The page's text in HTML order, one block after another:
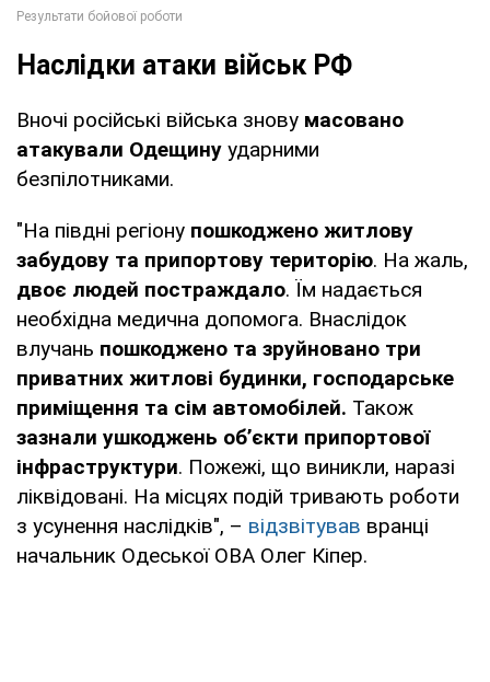
Наслідки атаки військ РФ
Вночі російські війська знову масовано
атакували Одещину ударними
безпілотниками.
"На півдні регіону пошкоджено житлову
забудову та припортову територію. На жаль,
двоє людей постраждало. Їм надається
необхідна медична допомога. Внаслідок
влучань пошкоджено та зруйновано три
приватних житлові будинки, господарське
приміщення та сім автомобілей. Також
зазнали ушкоджень обʼєкти припортової
інфраструктури. Пожежі, що виникли, наразі
ліквідовані. На місцях подій тривають роботи
з усунення наслідків", – відзвітував вранці
начальник Одеської ОВА Олег Кіпер.